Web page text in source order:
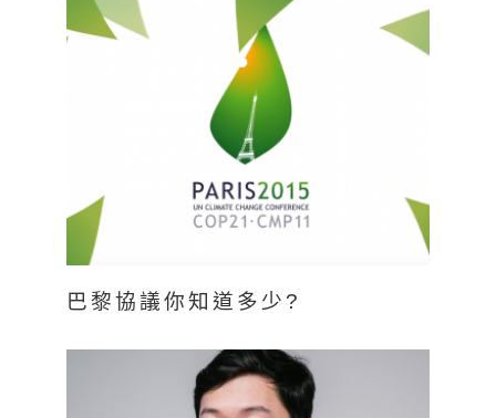
巴黎協議你知道多少?